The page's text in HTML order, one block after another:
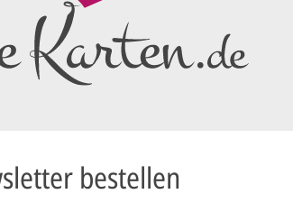
Sie
E-Mail)
bestellen